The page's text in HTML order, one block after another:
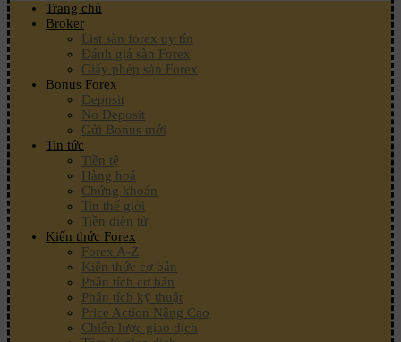
Trang chủ
Broker
List sàn forex uy tín
Đánh giá sàn Forex
Giấy phép sàn Forex
Bonus Forex
Deposit
No Deposit
Gửi Bonus mới
Tin tức
Tiền tệ
Hàng hoá
Chứng khoán
Tin thế giới
Tiền điện tử
Kiến thức Forex
Forex A-Z
Kiến thức cơ bản
Phân tích cơ bản
Phân tích kỹ thuật
Price Action Nâng Cao
Chiến lược giao dịch